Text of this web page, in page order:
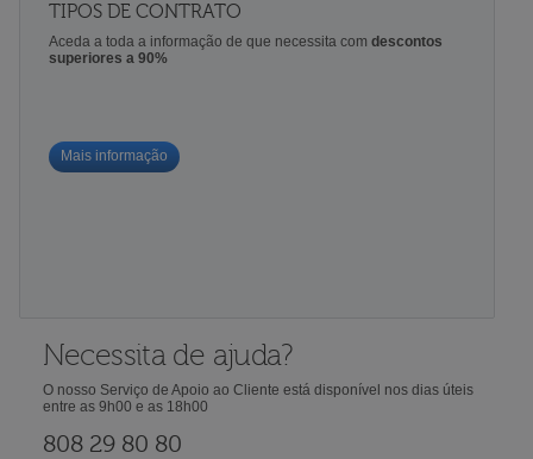
TIPOS DE CONTRATO
Aceda a toda a informação de que necessita com descontos
superiores a 90%
Mais informação
Necessita de ajuda?
O nosso Serviço de Apoio ao Cliente está disponível nos dias úteis
entre as 9h00 e as 18h00
808 29 80 80